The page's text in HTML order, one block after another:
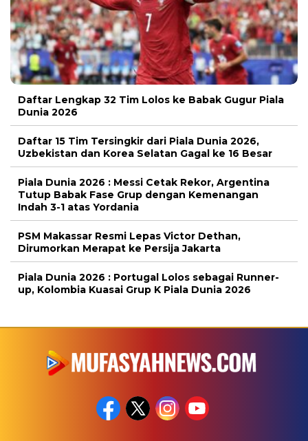
Daftar Lengkap 32 Tim Lolos ke Babak Gugur Piala
Dunia 2026
Daftar 15 Tim Tersingkir dari Piala Dunia 2026,
Uzbekistan dan Korea Selatan Gagal ke 16 Besar
Piala Dunia 2026 : Messi Cetak Rekor, Argentina
Tutup Babak Fase Grup dengan Kemenangan
Indah 3-1 atas Yordania
PSM Makassar Resmi Lepas Victor Dethan,
Dirumorkan Merapat ke Persija Jakarta
Piala Dunia 2026 : Portugal Lolos sebagai Runner-
up, Kolombia Kuasai Grup K Piala Dunia 2026